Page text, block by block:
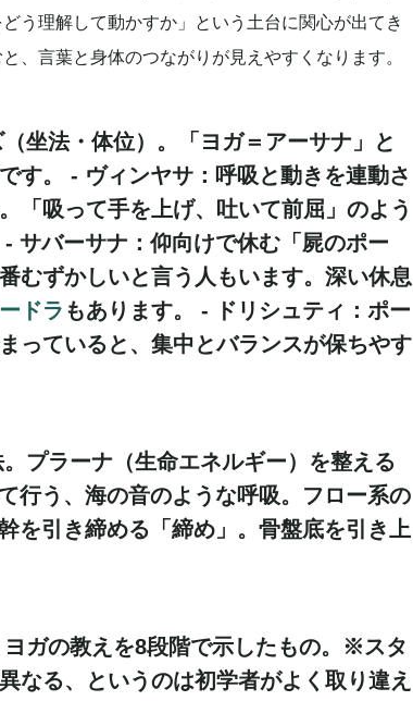
う理解して動かすか」という土台に関心が出てき
、言葉と身体のつながりが見えやすくなります。
（坐法・体位）。「ヨガ＝アーサナ」と
す。 - ヴィンヤサ ：呼吸と動きを連動さ
「吸って手を上げ、吐いて前屈」のよう
- サバーサナ ：仰向けで休む「屍のポー
むずかしいと言う人もいます。深い休息
ドラ もあります。 - ドリシュティ ：ポー
っていると、集中とバランスが保ちやす
。プラーナ（生命エネルギー）を整える
行う、海の音のような呼吸。フロー系の
を引き締める「締め」。骨盤底を引き上
ヨガの教えを8段階で示したもの。※スタ
なる、というのは初学者がよく取り違え